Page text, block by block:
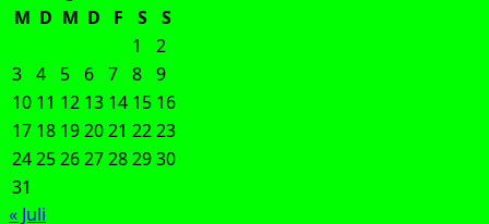
M D M D F S
S
1
2
3 4 5 6 7 8 9
10 11 12 13 14 15 16
17 18 192021 2223
24252627282930
31
« Juli